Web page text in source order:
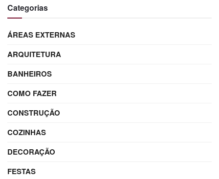
Categorias
ÁREAS EXTERNAS
ARQUITETURA
BANHEIROS
COMO FAZER
CONSTRUÇÃO
COZINHAS
DECORAÇÃO
FESTAS